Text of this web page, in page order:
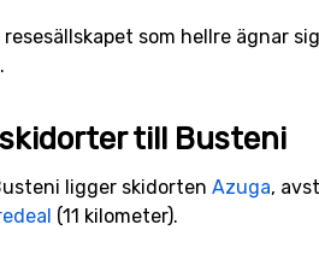
som hellre ägnar
till Busteni
ligger skidorten Azuga,
(11 kilometer).